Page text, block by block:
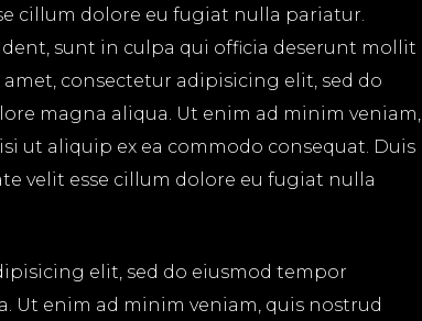
cillum dolore eu fugiat nulla pariatur.
sunt in culpa qui officia deserunt mollit
consectetur adipisicing elit, sed do
magna aliqua. Ut enim ad minim veniam,
ut aliquip ex ea commodo consequat. Duis
velit esse cillum dolore eu fugiat nulla
elit, sed do eiusmod tempor
Ut enim ad minim veniam, quis nostrud